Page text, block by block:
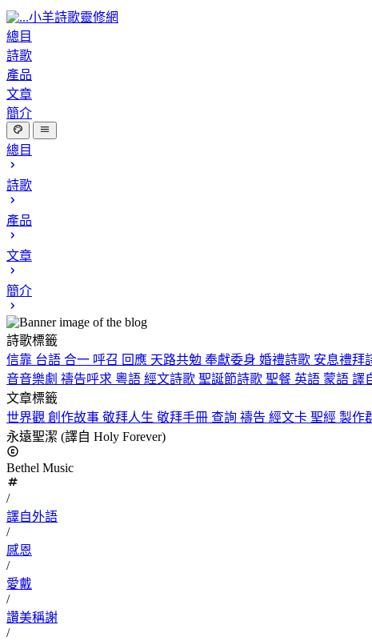
小羊詩歌靈修網
總目
詩歌
產品
文章
簡介
總目
詩歌
產品
文章
簡介
詩歌標籤
信靠 台語 合一 呼召 回應 天路共勉 奉獻委身 婚禮詩歌 安息禮拜
音音樂劇 禱告呼求 粵語 經文詩歌 聖誕節詩歌 聖餐 英語 蒙語 譯
文章標籤
世界觀 創作故事 敬拜人生 敬拜手冊 查詢 禱告 經文卡 聖經 製作
永遠聖潔 (譯自 Holy Forever)
Bethel Music
/
譯自外語
/
感恩
/
愛戴
/
讚美稱謝
/